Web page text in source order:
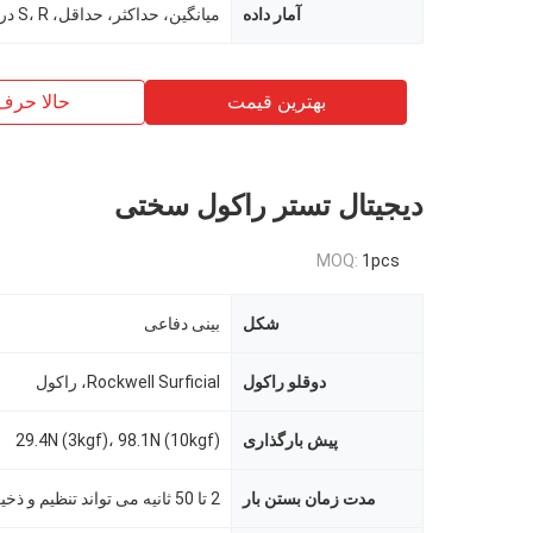
آمار داده میانگین، حداکثر، حداقل، S، R در دسترس است
بهترین قیمت حالا
دیجیتال تستر راکول سختی
MOQ: 1pcs
شکل بینی دفاعی
دوقلو راکول Rockwell Surficial، راکول
پیش بارگذاری 29.4N (3kgf)، 98.1N (10kgf)
مدت زمان بستن بار 2 تا 50 ثانیه می تواند تنظیم و ذخیره شود